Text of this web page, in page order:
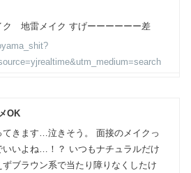
ク 地雷メイク すげーーーーーー差
OK
てきます…泣きそう。 面接のメイクっ
いいよね…！？ いつもナチュラルだけ
ずブラウン系で当たり障りなくしたけ